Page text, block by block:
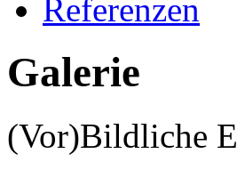
Referenzen
Galerie
(Vor)Bildliche